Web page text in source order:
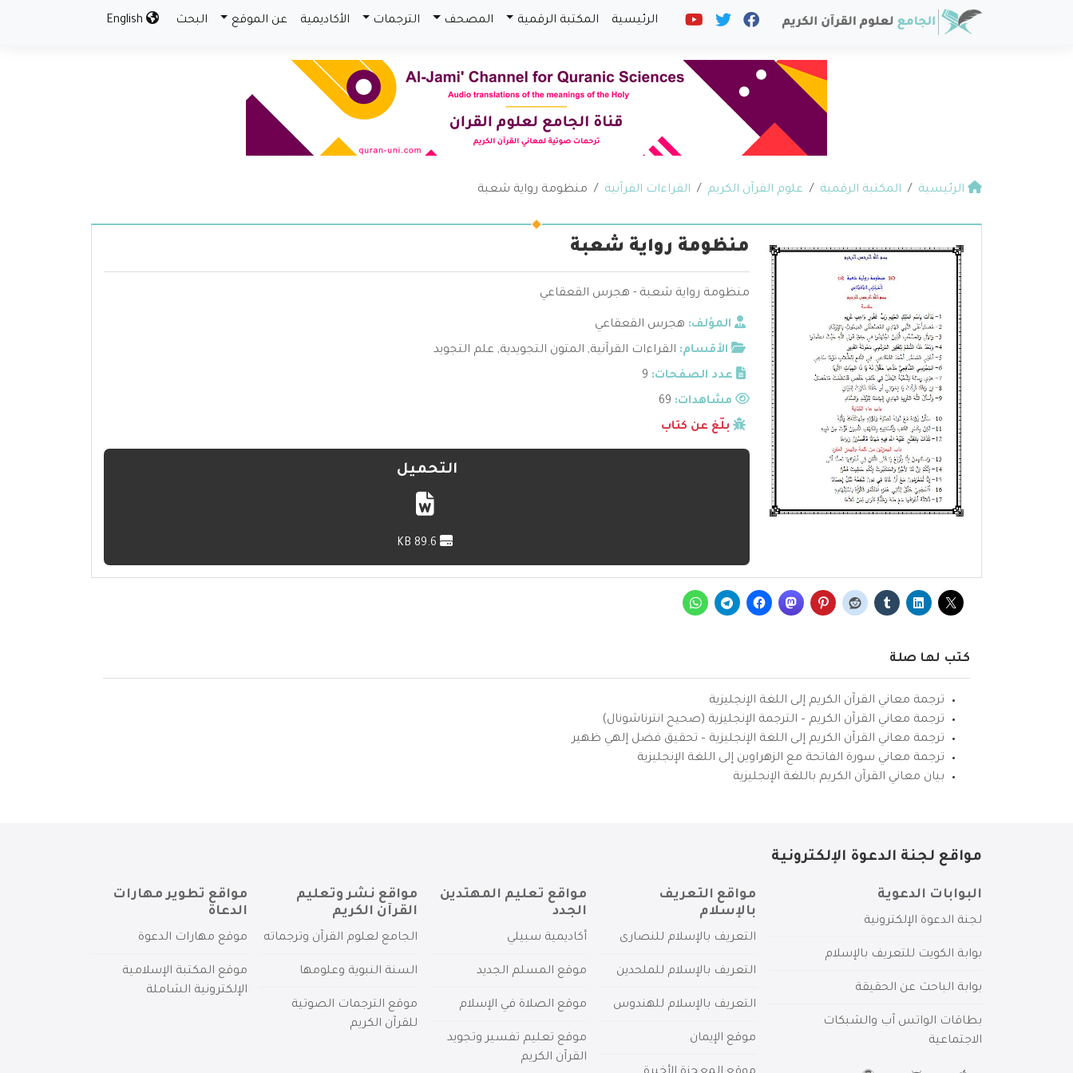
الرئيسية المكتبة الرقمية المصحف الترجمات الأكاديمية عن الموقع البحث
الرئيسية المكتبة الرقمية علوم القرآن الكريم القراءات القرآنية منظومة رواية شعبة
منظومة رواية شعبة
منظومة رواية شعبة - هجرس القعقاعي
المؤلف: هجرس القعقاعي
الأقسام: القراءات القرآنية, المتون التجويدية, علم التجويد
عدد الصفحات: 9
مشاهدات:
بلّغ عن كتاب
التحميل
كتب لها صلة
ترجمة معاني القرآن الكريم إلى اللغة الإنجليزية
ترجمة معاني القرآن الكريم – الترجمة الإنجليزية (صحيح انترناشونال)
ترجمة معاني القرآن الكريم إلى اللغة الإنجليزية – تحقيق فضل إلهي ظهير
ترجمة معاني سورة الفاتحة مع الزهراوين إلى اللغة الإنجليزية
بيان معاني القرآن الكريم باللغة الإنجليزية
مواقع لجنة الدعوة الإلكترونية
البوابات الدعوية
لجنة الدعوة الإلكترونية
بوابة الكويت للتعريف بالإسلام
بوابة الباحث عن الحقيقة
بطاقات الواتس آب والشبكات
الاجتماعية
مواقع التعريف
بالإسلام
التعريف بالإسلام للنصارى
التعريف بالإسلام للملحدين
التعريف بالإسلام للهندوس
موقع الإيمان
مواقع تعليم المهتدين
الجدد
أكاديمية سبيلي
موقع المسلم الجديد
موقع الصلاة في الإسلام
موقع تعليم تفسير وتجويد
القرآن الكريم
مواقع نشر وتعليم
القرآن الكريم
الجامع لعلوم القرآن وترجماته
السنة النبوية وعلومها
موقع الترجمات الصوتية
للقرآن الكريم
مواقع تطوير مهارات
الدعاة
موقع مهارات الدعوة
موقع المكتبة الإسلامية
الإلكترونية الشاملة